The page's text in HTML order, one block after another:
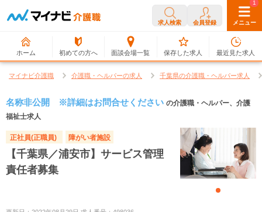
求人検索 会員登録 メニュー
ホーム 初めての方へ 面談会場一覧
0
保存した求人
1
最近見た求人
マイナビ介護職 介護職・ヘルパーの求人 千葉県の介護職・ヘルパー求人
名称非公開 ※詳細はお問合せください の介護職・ヘルパー、介護
福祉士求人
正社員(正職員) 障がい者施設
【千葉県／浦安市】サービス管理
責任者募集